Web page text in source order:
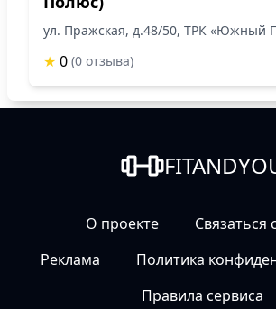
ул. Пражская, д.48/50, ТРК «Южный
★ 0 (0 отзыва)
О проекте
Связаться
Реклама
Политика
Правила сервиса